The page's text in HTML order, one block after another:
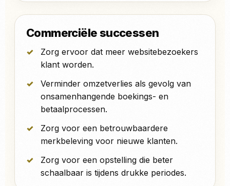
Commerciële successen
Zorg ervoor dat meer websitebezoekers
klant worden.
Verminder omzetverlies als gevolg van
onsamenhangende boekings- en
betaalprocessen.
Zorg voor een betrouwbaardere
merkbeleving voor nieuwe klanten.
Zorg voor een opstelling die beter
schaalbaar is tijdens drukke periodes.